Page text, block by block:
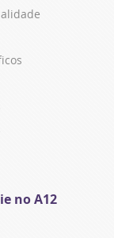
no A12